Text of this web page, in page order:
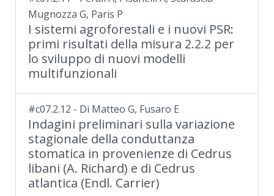
Mugnozza G, Paris P
I sistemi agroforestali e i nuovi PSR:
primi risultati della misura 2.2.2 per
lo sviluppo di nuovi modelli
multifunzionali
#c07.2.12 - Di Matteo G, Fusaro E
Indagini preliminari sulla variazione
stagionale della conduttanza
stomatica in provenienze di Cedrus
libani (A. Richard) e di Cedrus
atlantica (Endl. Carrier)